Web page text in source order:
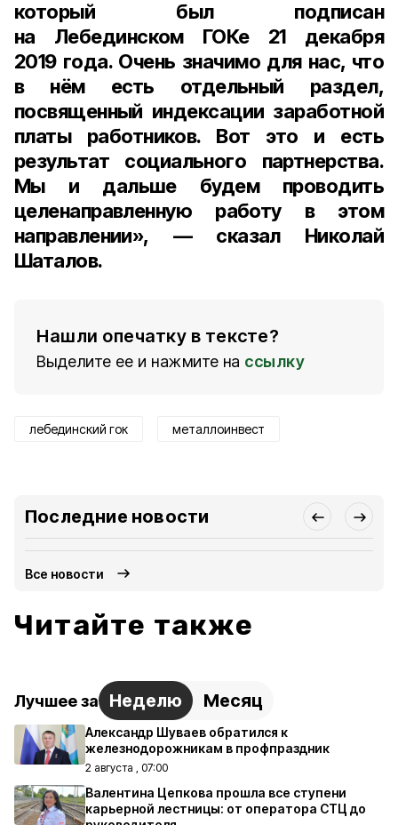
который был подписан
на Лебединском ГОКе 21 декабря
2019 года. Очень значимо для нас, что
в нём есть отдельный раздел,
посвященный индексации заработной
платы работников. Вот это и есть
результат социального партнерства.
Мы и дальше будем проводить
целенаправленную работу в этом
направлении», — сказал Николай
Шаталов.
Нашли опечатку в тексте?
Выделите ее и нажмите на ссылку
лебединский гок металлоинвест
Последние новости
Все новости
Читайте также
Лучшее за Неделю Месяц
Александр Шуваев обратился к
железнодорожникам в профпраздник
2 августа , 07:00
Валентина Цепкова прошла все ступени
карьерной лестницы: от оператора СТЦ до